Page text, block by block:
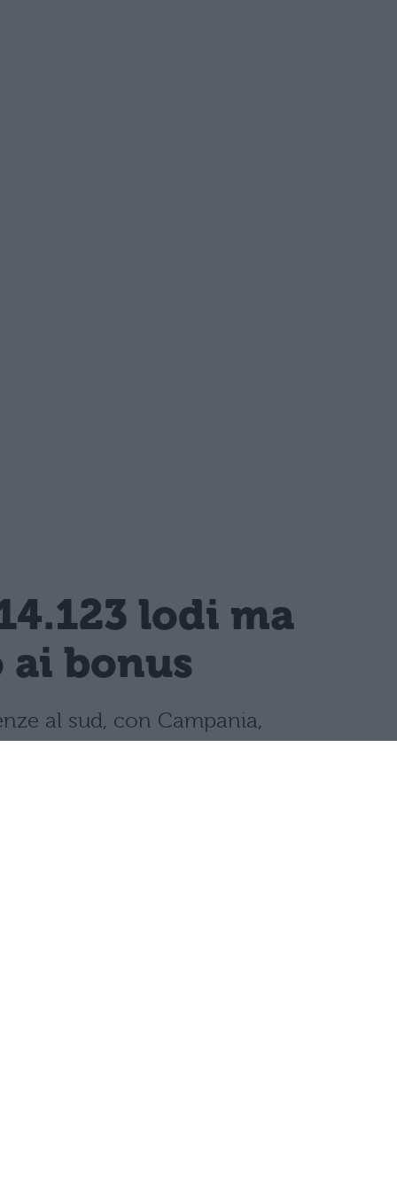
lodi ma
ai bonus
al sud, con Campania,